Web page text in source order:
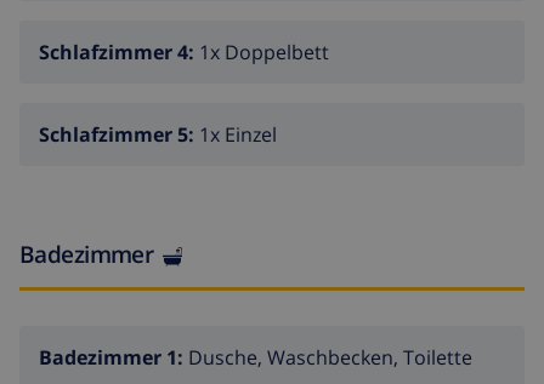
Schlafzimmer mit Doppelbett
Schlafzimmer mit Kingsize Bett
ensuite
Badezimmer mit Dusche
Schlafzimmer 4: 1x Doppelbett
Schlafzimmer 5: 1x Einzel
Badezimmer
Badezimmer 1: Dusche, Waschbecken, Toilette